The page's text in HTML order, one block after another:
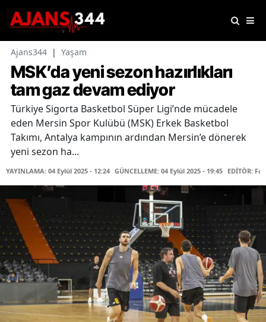
Ajans344 | Yaşam
MSK’da yeni sezon hazırlıkları
tam gaz devam ediyor
Türkiye Sigorta Basketbol Süper Ligi’nde mücadele
eden Mersin Spor Kulübü (MSK) Erkek Basketbol
Takımı, Antalya kampının ardından Mersin’e dönerek
yeni sezon ha...
YAYINLAMA: 04 Eylül 2025 - 12:24 GÜNCELLEME: 04 Eylül 2025 - 19:45 EDİTÖR: